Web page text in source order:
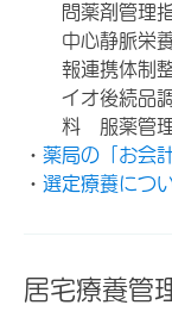
問薬剤管理
中心静脈栄
報連携体制
イオ後続品
料 服薬管理
・ 薬局の「お会
・ 選定療養につ
居宅療養管